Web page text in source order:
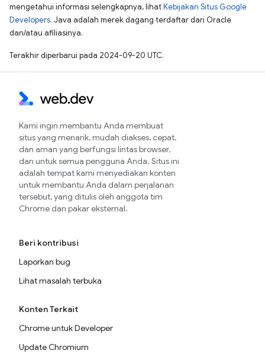
mengetahui informasi selengkapnya, lihatKebijakan Situs Google
Developers. Java adalah merek dagang terdaftar dari Oracle
dan/atau afiliasinya.
Terakhir diperbarui pada 2024-09-20 UTC.
Kami ingin membantu Anda membuat
situs yang menarik, mudah diakses, cepat,
dan aman yang berfungsi lintas browser,
dan untuk semua pengguna Anda. Situs ini
adalah tempat kami menyediakan konten
untuk membantu Anda dalam perjalanan
tersebut, yang ditulis oleh anggota tim
Chrome dan pakar eksternal.
Beri kontribusi
Laporkan bug
Lihat masalah terbuka
Konten Terkait
Chrome untuk Developer
Update Chromium